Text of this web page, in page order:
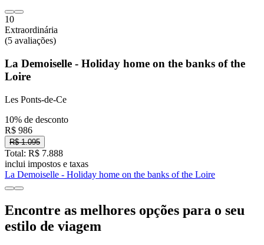
10
Extraordinária
(5 avaliações)
La Demoiselle - Holiday home on the banks of the
Loire
Les Ponts-de-Ce
10% de desconto
R$ 986
R$ 1.095
Total: R$ 7.888
inclui impostos e taxas
La Demoiselle - Holiday home on the banks of the Loire
Encontre as melhores opções para o seu
estilo de viagem